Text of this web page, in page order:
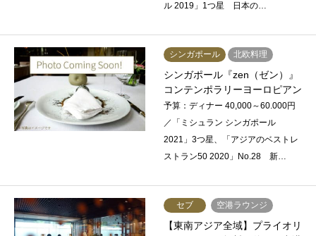
ル 2019」1つ星 日本の…
シンガポール 北欧料理
シンガポール『zen（ゼン）』
コンテンポラリーヨーロピアン
予算：ディナー 40,000～60.000円
／「ミシュラン シンガポール
2021」3つ星、「アジアのベストレ
ストラン50 2020」No.28 新…
セブ 空港ラウンジ
【東南アジア全域】プライオリ